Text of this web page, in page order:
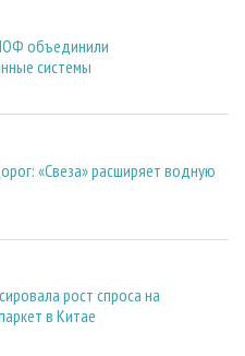
объединили
системы
«Свеза» расширяет водную
рост спроса на
в Китае